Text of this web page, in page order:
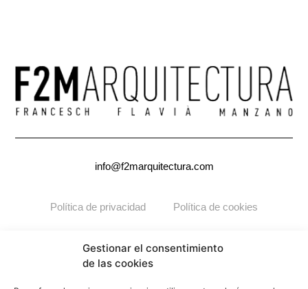
Gestionar el consentimiento
de las cookies
info@f2marquitectura.com
Política de privacidad Política de cookies
reservados.